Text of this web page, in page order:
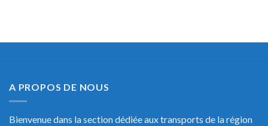
A PROPOS DE NOUS
Bienvenue dans la section dédiée aux transports de la région